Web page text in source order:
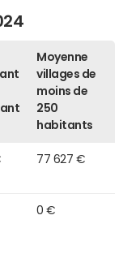
Moyenne
villages de
moins de
250
habitants
77 627 €
0 €